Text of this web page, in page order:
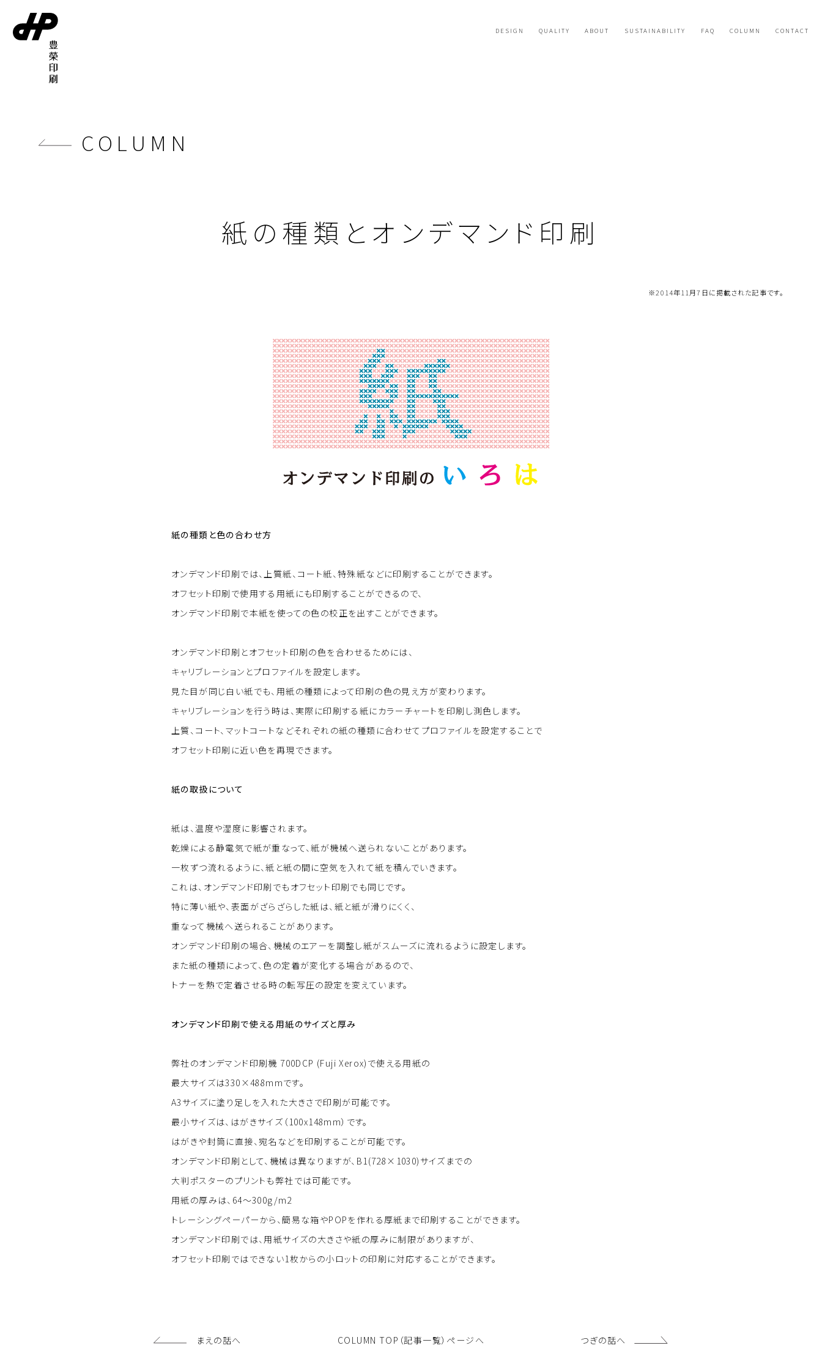
DESIGN QUALITY ABOUT SUSTAINABILITY FAQ COLUMN CONTACT
COLUMN
紙の種類とオンデマンド印刷
※2014年11月7日に掲載された記事です。
紙の種類と色の合わせ方
オンデマンド印刷では、上質紙、コート紙、特殊紙などに印刷することができます。
オフセット印刷で使用する用紙にも印刷することができるので、
オンデマンド印刷で本紙を使っての色の校正を出すことができます。
オンデマンド印刷とオフセット印刷の色を合わせるためには、
キャリブレーションとプロファイルを設定します。
見た目が同じ白い紙でも、用紙の種類によって印刷の色の見え方が変わります。
キャリブレーションを行う時は、実際に印刷する紙にカラーチャートを印刷し測色します。
上質、コート、マットコートなどそれぞれの紙の種類に合わせてプロファイルを設定することで
オフセット印刷に近い色を再現できます。
紙の取扱について
紙は、温度や湿度に影響されます。
乾燥による静電気で紙が重なって、紙が機械へ送られないことがあります。
一枚ずつ流れるように、紙と紙の間に空気を入れて紙を積んでいきます。
これは、オンデマンド印刷でもオフセット印刷でも同じです。
特に薄い紙や、表面がざらざらした紙は、紙と紙が滑りにくく、
重なって機械へ送られることがあります。
オンデマンド印刷の場合、機械のエアーを調整し紙がスムーズに流れるように設定します。
また紙の種類によって、色の定着が変化する場合があるので、
トナーを熱で定着させる時の転写圧の設定を変えています。
オンデマンド印刷で使える用紙のサイズと厚み
弊社のオンデマンド印刷機 700DCP (Fuji Xerox)で使える用紙の
最大サイズは330×488mmです。
A3サイズに塗り足しを入れた大きさで印刷が可能です。
最小サイズは、はがきサイズ（100x148mm）です。
はがきや封筒に直接、宛名などを印刷することが可能です。
オンデマンド印刷として、機械は異なりますが、B1(728×1030)サイズまでの
大判ポスターのプリントも弊社では可能です。
用紙の厚みは、64～300g/m2
トレーシングペーパーから、簡易な箱やPOPを作れる厚紙まで印刷することができます。
オンデマンド印刷では、用紙サイズの大きさや紙の厚みに制限がありますが、
オフセット印刷ではできない1枚からの小ロットの印刷に対応することができます。
まえの話へ COLUMN TOP（記事一覧）ページへ つぎの話へ